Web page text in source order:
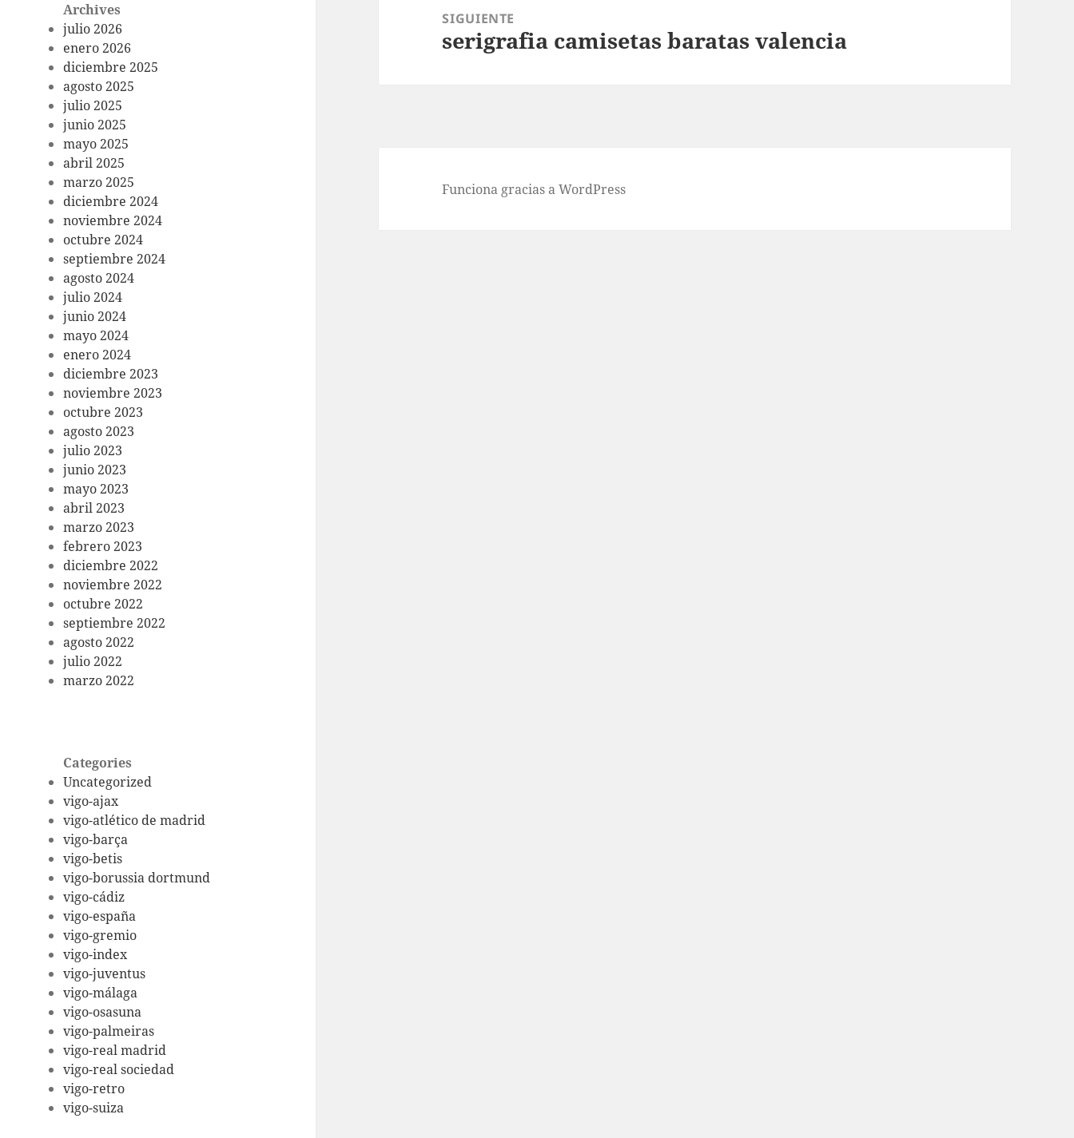
Archives
julio 2026
enero 2026
diciembre 2025
agosto 2025
julio 2025
junio 2025
mayo 2025
abril 2025
marzo 2025
diciembre 2024
noviembre 2024
octubre 2024
septiembre 2024
agosto 2024
julio 2024
junio 2024
mayo 2024
enero 2024
diciembre 2023
noviembre 2023
octubre 2023
agosto 2023
julio 2023
junio 2023
mayo 2023
abril 2023
marzo 2023
febrero 2023
diciembre 2022
noviembre 2022
octubre 2022
septiembre 2022
agosto 2022
julio 2022
marzo 2022
Categories
Uncategorized
vigo-ajax
vigo-atlético de madrid
vigo-barça
vigo-betis
vigo-borussia dortmund
vigo-cádiz
vigo-españa
vigo-gremio
vigo-index
vigo-juventus
vigo-málaga
vigo-osasuna
vigo-palmeiras
vigo-real madrid
vigo-real sociedad
vigo-retro
vigo-suiza
SIGUIENTE
Entrada
serigrafia camisetas baratas valencia
Funciona gracias a WordPress